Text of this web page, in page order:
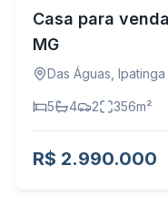
Casa para
MG
Das Águas Ipatinga
5 4 2 356m²
R$ 2.990.000